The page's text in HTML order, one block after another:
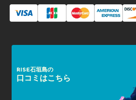
RISE石垣島の
口コミはこちら